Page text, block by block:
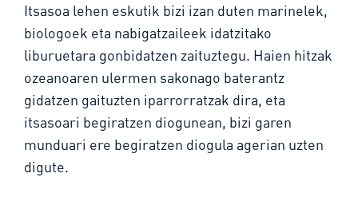
Itsasoa lehen eskutik bizi izan duten marinelek,
biologoek eta nabigatzaileek idatzitako
liburuetara gonbidatzen zaituztegu. Haien hitzak
ozeanoaren ulermen sakonago baterantz
gidatzen gaituzten iparrorratzak dira, eta
itsasoari begiratzen diogunean, bizi garen
munduari ere begiratzen diogula agerian uzten
digute.